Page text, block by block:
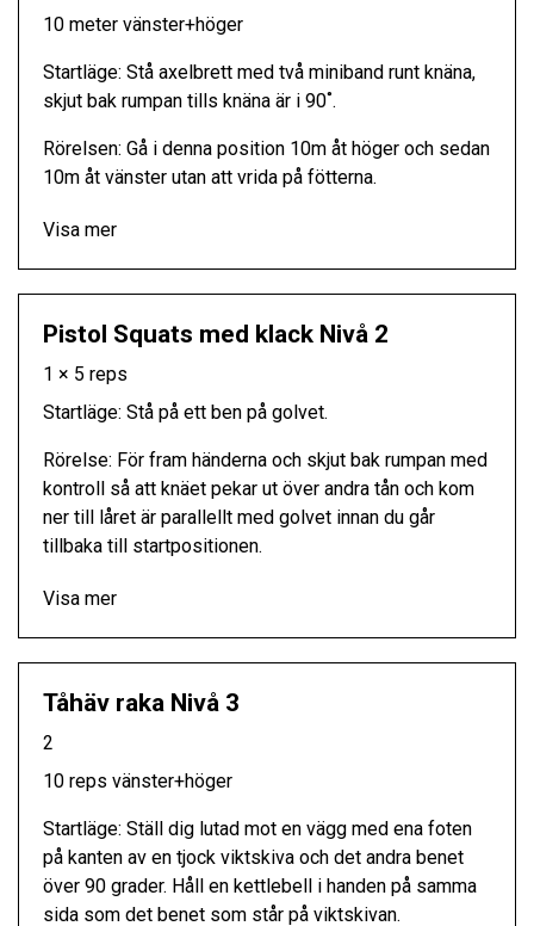
10 meter vänster+höger
Startläge: Stå axelbrett med två miniband runt knäna,
skjut bak rumpan tills knäna är i 90˚.
Rörelsen: Gå i denna position 10m åt höger och sedan
10m åt vänster utan att vrida på fötterna.
Visa mer
Pistol Squats med klack Nivå 2
1 × 5 reps
Startläge: Stå på ett ben på golvet.
Rörelse: För fram händerna och skjut bak rumpan med
kontroll så att knäet pekar ut över andra tån och kom
ner till låret är parallellt med golvet innan du går
tillbaka till startpositionen.
Visa mer
Tåhäv raka Nivå 3
2
10 reps vänster+höger
Startläge: Ställ dig lutad mot en vägg med ena foten
på kanten av en tjock viktskiva och det andra benet
över 90 grader. Håll en kettlebell i handen på samma
sida som det benet som står på viktskivan.